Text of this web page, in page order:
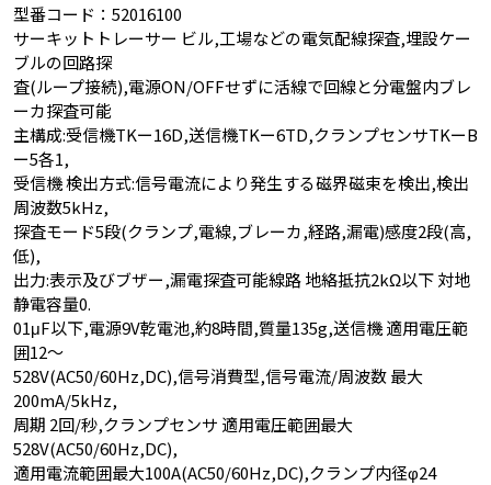
型番コード：52016100
サーキットトレーサー ビル,工場などの電気配線探査,埋設ケー
ブルの回路探
査(ループ接続),電源ON/OFFせずに活線で回線と分電盤内ブレ
ーカ探査可能
主構成:受信機TKー16D,送信機TKー6TD,クランプセンサTKーB
ー5各1,
受信機 検出方式:信号電流により発生する磁界磁束を検出,検出
周波数5kHz,
探査モード5段(クランプ,電線,ブレーカ,経路,漏電)感度2段(高,
低),
出力:表示及びブザー,漏電探査可能線路 地絡抵抗2kΩ以下 対地
静電容量0.
01μF以下,電源9V乾電池,約8時間,質量135g,送信機 適用電圧範
囲12～
528V(AC50/60Hz,DC),信号消費型,信号電流/周波数 最大
200mA/5kHz,
周期 2回/秒,クランプセンサ 適用電圧範囲最大
528V(AC50/60Hz,DC),
適用電流範囲最大100A(AC50/60Hz,DC),クランプ内径φ24